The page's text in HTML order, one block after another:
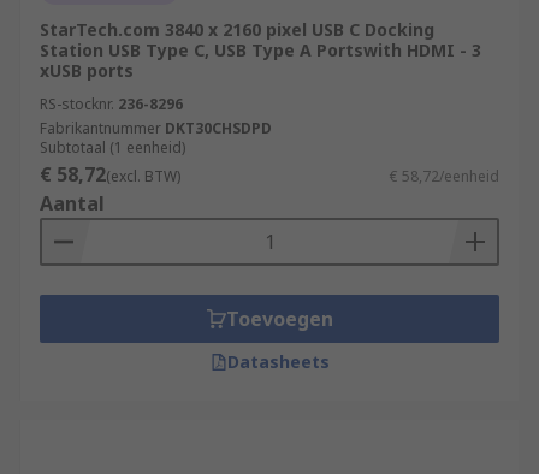
StarTech.com 3840 x 2160 pixel USB C Docking
Station USB Type C, USB Type A Portswith HDMI - 3
xUSB ports
RS-stocknr. 236-8296
Fabrikantnummer DKT30CHSDPD
Subtotaal (1 eenheid)
€ 58,72(excl. BTW) € 58,72/eenheid
Aantal
Toevoegen
Datasheets